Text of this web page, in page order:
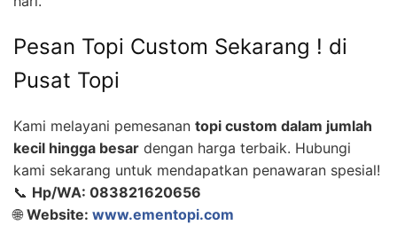
Pesan Topi Custom Sekarang ! di
Pusat Topi
Kami melayani pemesanan topi custom dalam jumlah
kecil hingga besar dengan harga terbaik. Hubungi
kami sekarang untuk mendapatkan penawaran spesial!
📞 Hp/WA: 083821620656
🌐 Website: www.ementopi.com